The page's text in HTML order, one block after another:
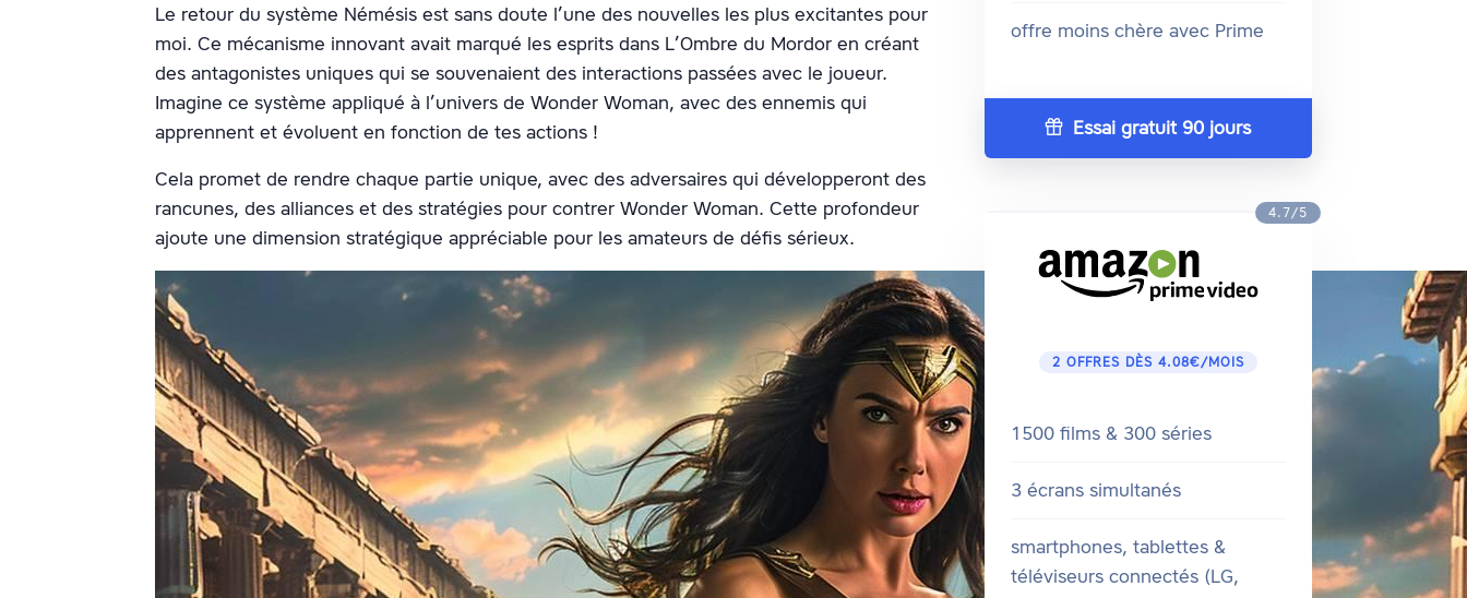
Le retour du système Némésis est sans doute l’une des nouvelles les plus excitantes pour
moi. Ce mécanisme innovant avait marqué les esprits dans L’Ombre du Mordor en créant
des antagonistes uniques qui se souvenaient des interactions passées avec le joueur.
Imagine ce système appliqué à l’univers de Wonder Woman, avec des ennemis qui
apprennent et évoluent en fonction de tes actions !
Cela promet de rendre chaque partie unique, avec des adversaires qui développeront des
rancunes, des alliances et des stratégies pour contrer Wonder Woman. Cette profondeur
ajoute une dimension stratégique appréciable pour les amateurs de défis sérieux.
offre moins chère avec Prime
Essai gratuit 90 jours
4.7/5
2 OFFRES DÈS 4.08€/MOIS
1500 films & 300 séries
3 écrans simultanés
smartphones, tablettes &
téléviseurs connectés (LG,